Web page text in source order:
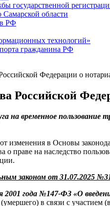
государственной
области
РФ
технологий»
гражданина РФ
Федерации о
Российской
на временное
изменения в Основы
о праве на наследство
законом от 31.07.2025
2001 года №147-ФЗ «О
в связи с участием